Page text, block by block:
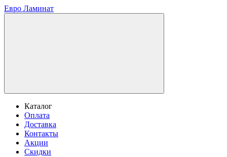
Евро Ламинат
Каталог
Оплата
Доставка
Контакты
Акции
Скидки